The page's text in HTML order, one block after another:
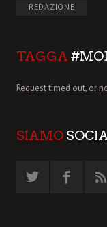
REDAZIONE
TAGGA
Request timed out, or
SIAMO